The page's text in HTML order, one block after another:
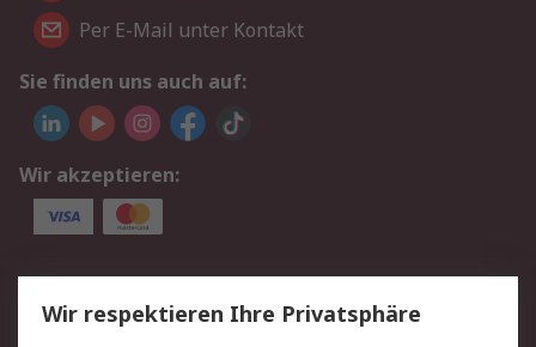
Per E-Mail unter Kontakt
Sie finden uns auch auf:
Wir akzeptieren:
Service
Value Added Services
Lieferlösungen
Wir respektieren Ihre Privatsphäre